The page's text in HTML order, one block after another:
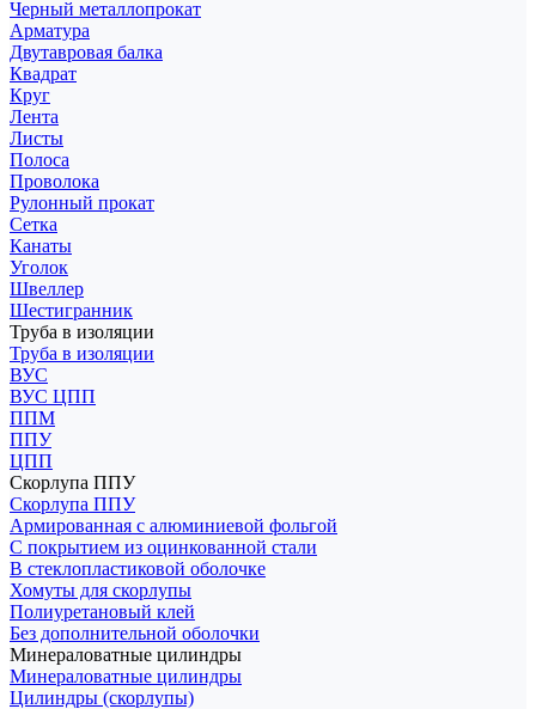
Черный металлопрокат
Арматура
Двутавровая балка
Квадрат
Круг
Лента
Листы
Полоса
Проволока
Рулонный прокат
Сетка
Канаты
Уголок
Швеллер
Шестигранник
Труба в изоляции
Труба в изоляции
ВУС
ВУС ЦПП
ППМ
ППУ
ЦПП
Скорлупа ППУ
Скорлупа ППУ
Армированная с алюминиевой фольгой
С покрытием из оцинкованной стали
В стеклопластиковой оболочке
Хомуты для скорлупы
Полиуретановый клей
Без дополнительной оболочки
Минераловатные цилиндры
Минераловатные цилиндры
Цилиндры (скорлупы)